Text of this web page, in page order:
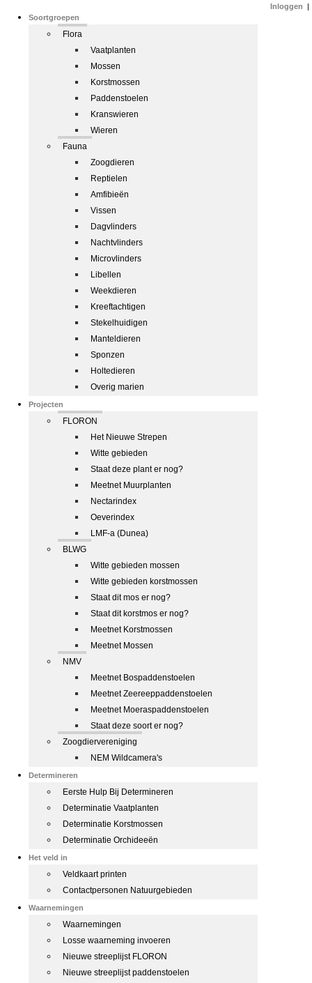
Soortgroepen
Flora
Vaatplanten
Mossen
Korstmossen
Paddenstoelen
Kranswieren
Wieren
Fauna
Zoogdieren
Reptielen
Amfibieën
Vissen
Dagvlinders
Nachtvlinders
Microvlinders
Libellen
Weekdieren
Kreeftachtigen
Stekelhuidigen
Manteldieren
Sponzen
Holtedieren
Overig marien
Projecten
FLORON
Het Nieuwe Strepen
Witte gebieden
Staat deze plant er nog?
Meetnet Muurplanten
Nectarindex
Oeverindex
LMF-a (Dunea)
BLWG
Witte gebieden mossen
Witte gebieden korstmossen
Staat dit mos er nog?
Staat dit korstmos er nog?
Meetnet Korstmossen
Meetnet Mossen
NMV
Meetnet Bospaddenstoelen
Meetnet Zeereeppaddenstoelen
Meetnet Moeraspaddenstoelen
Staat deze soort er nog?
Zoogdiervereniging
NEM Wildcamera's
Determineren
Eerste Hulp Bij Determineren
Determinatie Vaatplanten
Determinatie Korstmossen
Determinatie Orchideeën
Het veld in
Veldkaart printen
Contactpersonen Natuurgebieden
Waarnemingen
Waarnemingen
Losse waarneming invoeren
Nieuwe streeplijst FLORON
Nieuwe streeplijst paddenstoelen
Inloggen |